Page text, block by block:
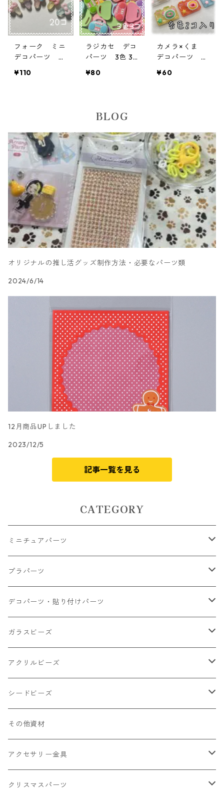
フォーク ミニ
デコパーツ ラ
ス 20個入
¥110
ラジカセ デコ
パーツ 3色 3
けパーツ【DP-
¥80
カメラ×くま
デコパーツ 各
り付けパーツ
¥60
BLOG
オリジナルの推し活グッズ制作方法・必要なパーツ類
2024/6/14
12月商品UPしました
2023/12/5
記事一覧を見る
CATEGORY
ミニチュアパーツ
大きいパーツ グラス系
小さいパーツ グラス系
小物
カップ
プラパーツ
ナスカン カニカン
リング イヤリング パーツ
チェーンパーツ
プラチャーム
デコパーツ・貼り付けパーツ
食べ物系
キャンディ
ドーナツ
アニマル系
うさぎ
くま
スライス棒
フレーク カット済
シール付き
フルーツ系 野菜果物
お花
ガラスビーズ
ミレフィオリ
ランプワーク
キャッツアイ
アクリルビーズ
丸玉6㎜ ラウンド
丸玉8㎜ ラウンド
カボチャ
クラック
シードビーズ
ミックス
2㎜
不透明
3㎜
その他資材
アクセサリー金具
カラー丸カン
クリスマスパーツ